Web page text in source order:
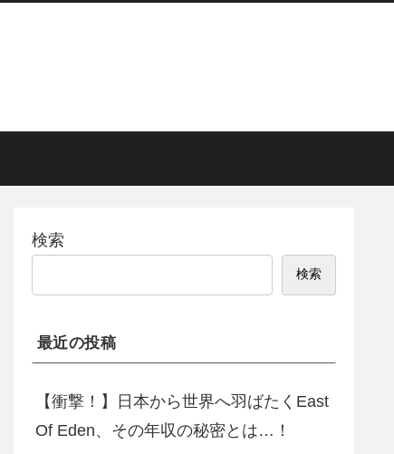
検索
検索
最近の投稿
【衝撃！】日本から世界へ羽ばたくEast
Of Eden、その年収の秘密とは…！